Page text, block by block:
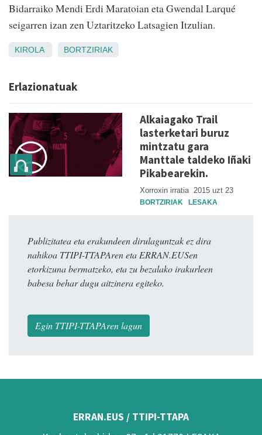
Bidarraiko Mendi Erdi Maratoian eta Gwendal Larqué
seigarren izan zen Uztaritzeko Latsagien Itzulian.
KIROLA BORTZIRIAK
Erlazionatuak
Alkaiagako Trail
lasterketari buruz
mintzatu gara
Manttale taldeko Iñaki
Pikabearekin.
Xorroxin irratia 2015 uzt 23
BORTZIRIAK LESAKA
Publizitatea eta erakundeen dirulaguntzak ez dira
nahikoa TTIPI-TTAPAren eta ERRAN.EUSen
etorkizuna bermatzeko, eta zu bezalako irakurleen
babesa behar dugu aitzinera egiteko.
Egin TTIPI-TTAPAren lagun
ERRAN.EUS / TTIPI-TTAPA